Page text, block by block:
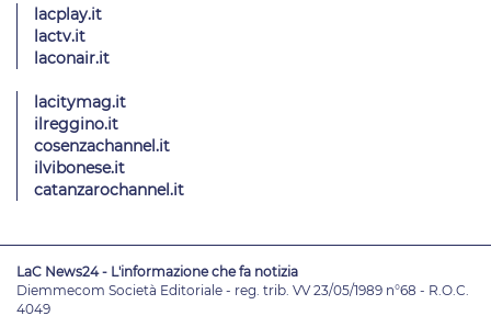
lacplay.it
lactv.it
laconair.it
lacitymag.it
ilreggino.it
cosenzachannel.it
ilvibonese.it
catanzarochannel.it
LaC News24 - L'informazione che fa notizia
Diemmecom Società Editoriale - reg. trib. VV 23/05/1989 n°68 - R.O.C.
4049